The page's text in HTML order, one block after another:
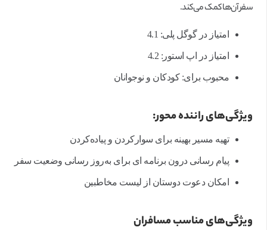
سفر آن‌ها کمک می‌کند.
امتیاز در گوگل پلی: 4.1
امتیاز در اپ استور: 4.2
محبوب برای: کودکان و نوجوانان
ویژگی‌های راننده محور:
تهیه مسیر بهینه برای سوار‌کردن و پیاده‌کردن
پیام رسانی درون برنامه ای برای به‌روز رسانی وضعیت سفر
امکان دعوت دوستان از لیست مخاطبین
ویژگی‌های مناسب مسافران